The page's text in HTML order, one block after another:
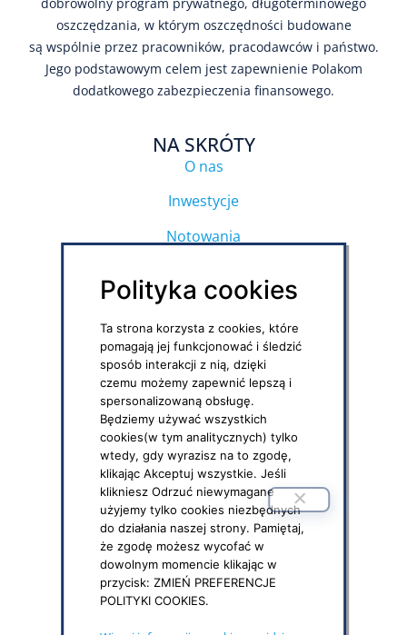
dobrowolny program prywatnego, długoterminowego
oszczędzania, w którym oszczędności budowane
są wspólnie przez pracowników, pracodawców i państwo.
Jego podstawowym celem jest zapewnienie Polakom
dodatkowego zabezpieczenia finansowego.
NA SKRÓTY
O nas
Inwestycje
Notowania
Polityka prywatności
Polityka social media
DOKUMENTY DO POBRANIA
PPK – formularze i druki
IKZE – umowy, formularze
OFE – niezbędne dokumenty
KONTAKT
Pracujemy od poniedziałku do piątku
Godz. 9:00 – 17:00
Polityka cookies
Ta strona korzysta z cookies, które
pomagają jej funkcjonować i śledzić
sposób interakcji z nią, dzięki
czemu możemy zapewnić lepszą i
spersonalizowaną obsługę.
Będziemy używać wszystkich
cookies(w tym analitycznych) tylko
wtedy, gdy wyrazisz na to zgodę,
klikając Akceptuj wszystkie. Jeśli
klikniesz Odrzuć niewymagane
użyjemy tylko cookies niezbędnych
do działania naszej strony. Pamiętaj,
że zgodę możesz wycofać w
dowolnym momencie klikając w
przycisk: ZMIEŃ PREFERENCJE
POLITYKI COOKIES.